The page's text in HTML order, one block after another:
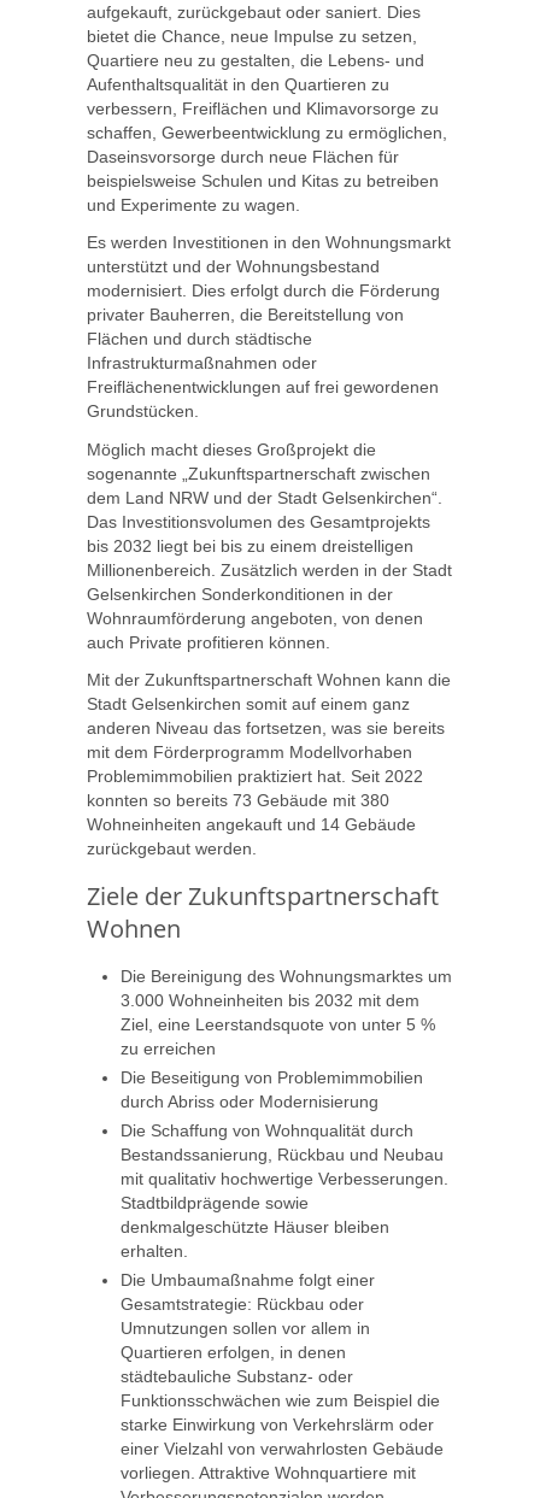
aufgekauft, zurückgebaut oder saniert. Dies
bietet die Chance, neue Impulse zu setzen,
Quartiere neu zu gestalten, die Lebens- und
Aufenthaltsqualität in den Quartieren zu
verbessern, Freiflächen und Klimavorsorge zu
schaffen, Gewerbeentwicklung zu ermöglichen,
Daseinsvorsorge durch neue Flächen für
beispielsweise Schulen und Kitas zu betreiben
und Experimente zu wagen.
Es werden Investitionen in den Wohnungsmarkt
unterstützt und der Wohnungsbestand
modernisiert. Dies erfolgt durch die Förderung
privater Bauherren, die Bereitstellung von
Flächen und durch städtische
Infrastrukturmaßnahmen oder
Freiflächenentwicklungen auf frei gewordenen
Grundstücken.
Möglich macht dieses Großprojekt die
sogenannte „Zukunftspartnerschaft zwischen
dem Land NRW und der Stadt Gelsenkirchen“.
Das Investitionsvolumen des Gesamtprojekts
bis 2032 liegt bei bis zu einem dreistelligen
Millionenbereich. Zusätzlich werden in der Stadt
Gelsenkirchen Sonderkonditionen in der
Wohnraumförderung angeboten, von denen
auch Private profitieren können.
Mit der Zukunftspartnerschaft Wohnen kann die
Stadt Gelsenkirchen somit auf einem ganz
anderen Niveau das fortsetzen, was sie bereits
mit dem Förderprogramm Modellvorhaben
Problemimmobilien praktiziert hat. Seit 2022
konnten so bereits 73 Gebäude mit 380
Wohneinheiten angekauft und 14 Gebäude
zurückgebaut werden.
Ziele der Zukunftspartnerschaft
Wohnen
Die Bereinigung des Wohnungsmarktes um
3.000 Wohneinheiten bis 2032 mit dem
Ziel, eine Leerstandsquote von unter 5 %
zu erreichen
Die Beseitigung von Problemimmobilien
durch Abriss oder Modernisierung
Die Schaffung von Wohnqualität durch
Bestandssanierung, Rückbau und Neubau
mit qualitativ hochwertige Verbesserungen.
Stadtbildprägende sowie
denkmalgeschützte Häuser bleiben
erhalten.
Die Umbaumaßnahme folgt einer
Gesamtstrategie: Rückbau oder
Umnutzungen sollen vor allem in
Quartieren erfolgen, in denen
städtebauliche Substanz- oder
Funktionsschwächen wie zum Beispiel die
starke Einwirkung von Verkehrslärm oder
einer Vielzahl von verwahrlosten Gebäude
vorliegen. Attraktive Wohnquartiere mit